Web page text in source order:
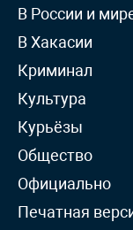
В России и
В Хакасии
Криминал
Культура
Курьёзы
Общество
Официально
Печатная